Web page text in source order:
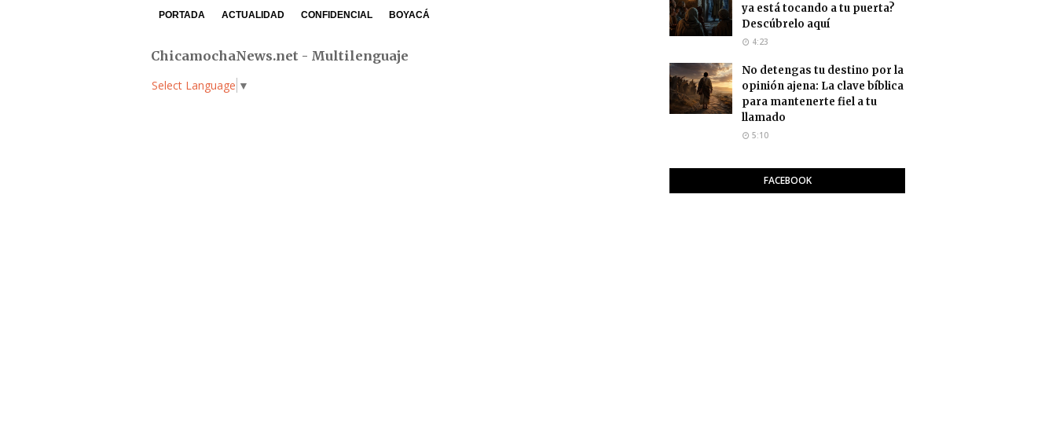
PORTADA ACTUALIDAD CONFIDENCIAL BOYACÁ
ChicamochaNews.net - Multilenguaje
Select Language ▼
ya está tocando a tu puerta?
Descúbrelo aquí
4:23
No detengas tu destino por la
opinión ajena: La clave bíblica
para mantenerte fiel a tu
llamado
5:10
FACEBOOK